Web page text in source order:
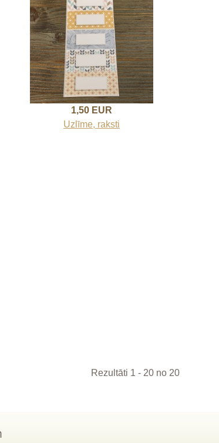
1,50 EUR
Uzlīme, raksti
Rezultāti 1 - 20 no 20